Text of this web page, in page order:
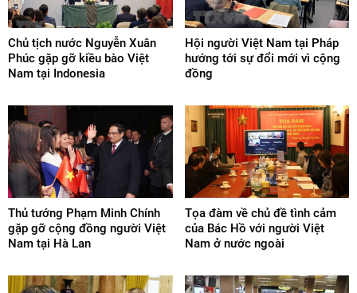
Chủ tịch nước Nguyễn Xuân
Phúc gặp gỡ kiều bào Việt
Nam tại Indonesia
Hội người Việt Nam tại Pháp
hướng tới sự đổi mới vì cộng
đồng
Thủ tướng Phạm Minh Chính
gặp gỡ cộng đồng người Việt
Nam tại Hà Lan
Tọa đàm về chủ đề tình cảm
của Bác Hồ với người Việt
Nam ở nước ngoài